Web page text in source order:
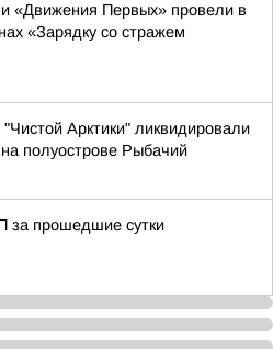
«Движения Первых» провели в
«Зарядку со стражем
Арктики" ликвидировали
полуострове Рыбачий
за прошедшие сутки